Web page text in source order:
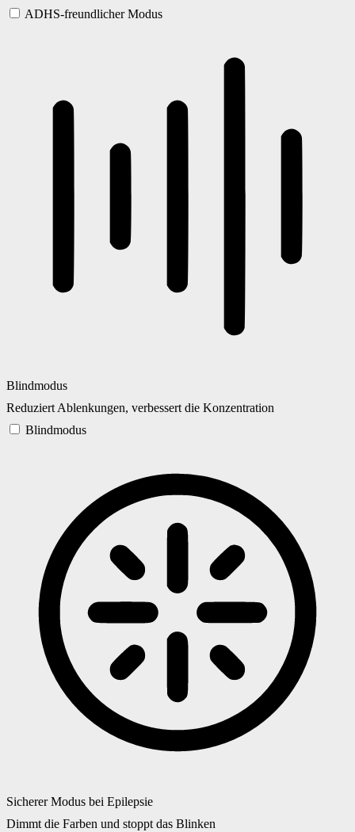
ADHS-freundlicher Modus
Blindmodus
Reduziert Ablenkungen, verbessert die Konzentration
Blindmodus
Sicherer Modus bei Epilepsie
Dimmt die Farben und stoppt das Blinken